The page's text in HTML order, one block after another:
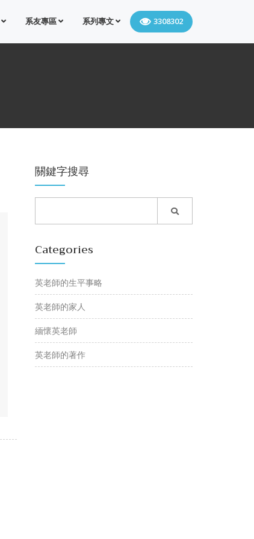
系友專區 系列專文 3308302
關鍵字搜尋
Categories
英老師的生平事略
英老師的家人
緬懷英老師
英老師的著作